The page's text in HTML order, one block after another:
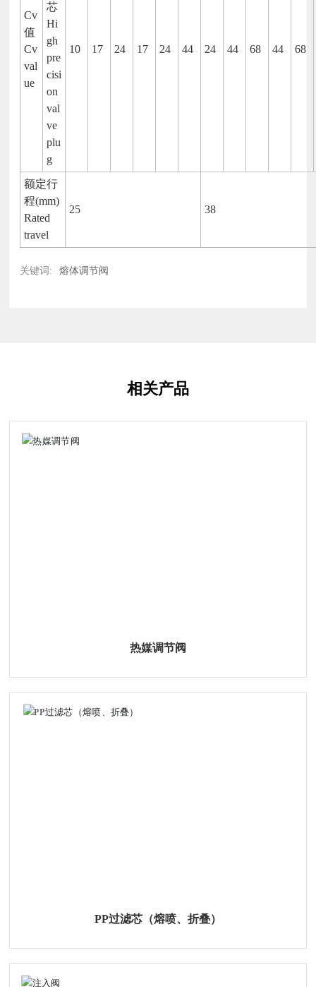
Cv
值
Cv
val
ue
芯
Hi
gh
pre
cisi
on
val
ve
plu
g
10 17 24 17 24 44 24 44 68 44 68
额定行
程(mm)
Rated
travel
25 38
关键词: 熔体调节阀
相关产品
热媒调节阀
PP过滤芯（熔喷、折叠）